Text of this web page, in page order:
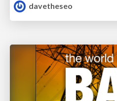
davetheseo